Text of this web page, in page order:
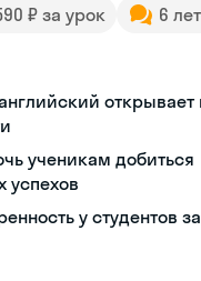
₽ за урок
6
ученикам добиться
успехов
у студентов